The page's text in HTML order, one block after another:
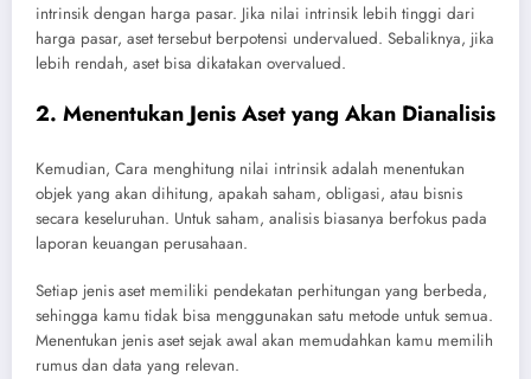
intrinsik dengan harga pasar. Jika nilai intrinsik lebih tinggi dari
harga pasar, aset tersebut berpotensi undervalued. Sebaliknya, jika
lebih rendah, aset bisa dikatakan overvalued.
2. Menentukan Jenis Aset yang Akan Dianalisis
Kemudian, Cara menghitung nilai intrinsik adalah menentukan
objek yang akan dihitung, apakah saham, obligasi, atau bisnis
secara keseluruhan. Untuk saham, analisis biasanya berfokus pada
laporan keuangan perusahaan.
Setiap jenis aset memiliki pendekatan perhitungan yang berbeda,
sehingga kamu tidak bisa menggunakan satu metode untuk semua.
Menentukan jenis aset sejak awal akan memudahkan kamu memilih
rumus dan data yang relevan.